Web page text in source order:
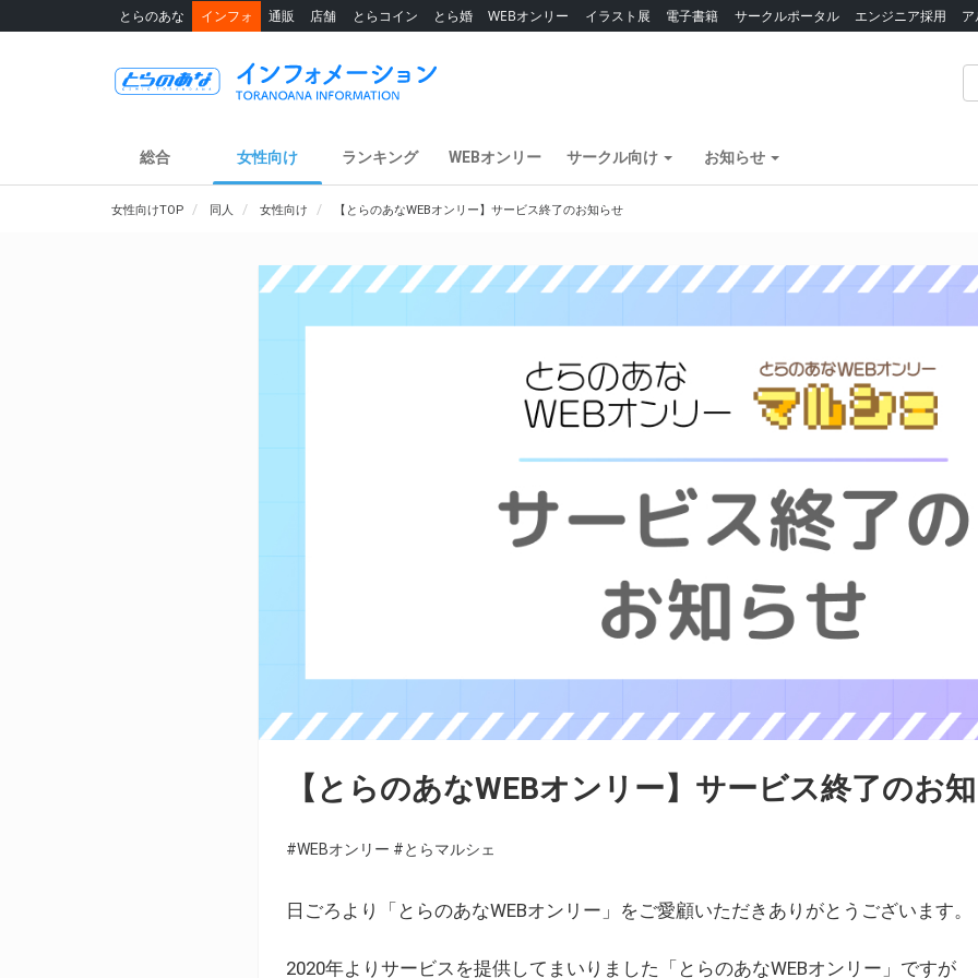
とらのあな インフォ 通販 店舗 とらコイン とら婚 WEBオンリー イラスト展 電子書籍 サークルポータル エンジニア採用
総合 女性向け ランキング WEBオンリー サークル向け お知らせ
女性向けTOP 同人 女性向け 【とらのあなWEBオンリー】サービス終了のお知らせ
【とらのあなWEBオンリー】サービス終了のお
#WEBオンリー #とらマルシェ
日ごろより「とらのあなWEBオンリー」をご愛顧いただきありがとうございます。
2020年よりサービスを提供してまいりました「とらのあなWEBオンリー」ですが